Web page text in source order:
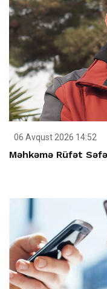
06 Avqust 2026 14:52
Məhkəmə Rüfət